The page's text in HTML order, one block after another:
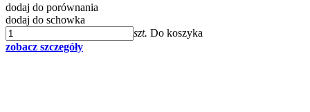
dodaj do porównania
dodaj do schowka
szt. Do koszyka
zobacz szczegóły